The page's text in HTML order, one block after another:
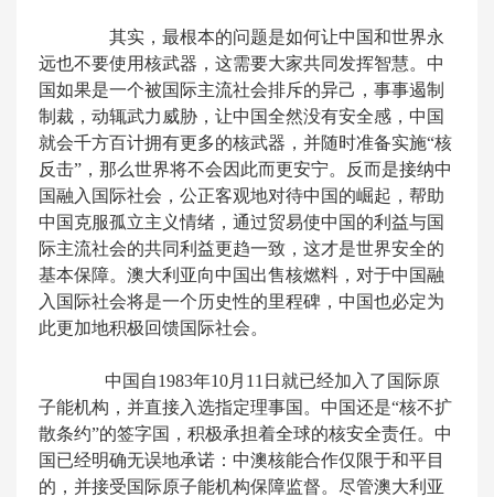
其实，最根本的问题是如何让中国和世界永
远也不要使用核武器，这需要大家共同发挥智慧。中
国如果是一个被国际主流社会排斥的异己，事事遏制
制裁，动辄武力威胁，让中国全然没有安全感，中国
就会千方百计拥有更多的核武器，并随时准备实施“核
反击”，那么世界将不会因此而更安宁。反而是接纳中
国融入国际社会，公正客观地对待中国的崛起，帮助
中国克服孤立主义情绪，通过贸易使中国的利益与国
际主流社会的共同利益更趋一致，这才是世界安全的
基本保障。澳大利亚向中国出售核燃料，对于中国融
入国际社会将是一个历史性的里程碑，中国也必定为
此更加地积极回馈国际社会。
中国自1983年10月11日就已经加入了国际原
子能机构，并直接入选指定理事国。中国还是“核不扩
散条约”的签字国，积极承担着全球的核安全责任。中
国已经明确无误地承诺：中澳核能合作仅限于和平目
的，并接受国际原子能机构保障监督。尽管澳大利亚